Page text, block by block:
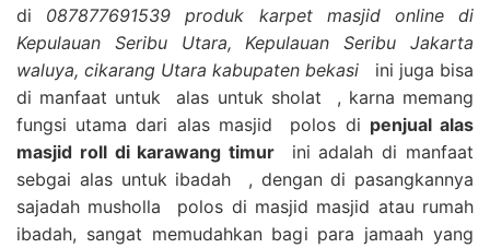
di 087877691539 produk karpet masjid online di
Kepulauan Seribu Utara, Kepulauan Seribu Jakarta
waluya, cikarang Utara kabupaten bekasi ini juga bisa
di manfaat untuk alas untuk sholat , karna memang
fungsi utama dari alas masjid polos di penjual alas
masjid roll di karawang timur ini adalah di manfaat
sebgai alas untuk ibadah , dengan di pasangkannya
sajadah musholla polos di masjid masjid atau rumah
ibadah, sangat memudahkan bagi para jamaah yang